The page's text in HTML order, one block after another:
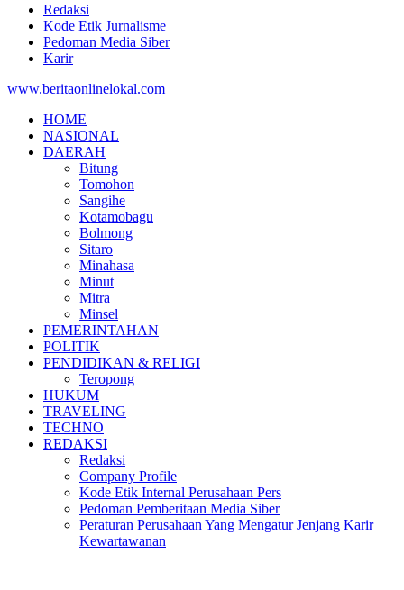
Redaksi
Kode Etik Jurnalisme
Pedoman Media Siber
Karir
www.beritaonlinelokal.com
HOME
NASIONAL
DAERAH
Bitung
Tomohon
Sangihe
Kotamobagu
Bolmong
Sitaro
Minahasa
Minut
Mitra
Minsel
PEMERINTAHAN
POLITIK
PENDIDIKAN & RELIGI
Teropong
HUKUM
TRAVELING
TECHNO
REDAKSI
Redaksi
Company Profile
Kode Etik Internal Perusahaan Pers
Pedoman Pemberitaan Media Siber
Peraturan Perusahaan Yang Mengatur Jenjang Karir
Kewartawanan